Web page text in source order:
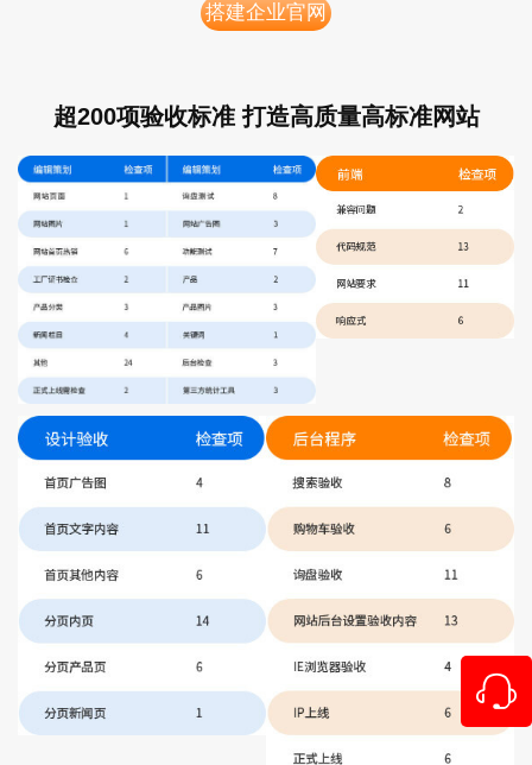
搭建企业官网
超200项验收标准 打造高质量高标准网站